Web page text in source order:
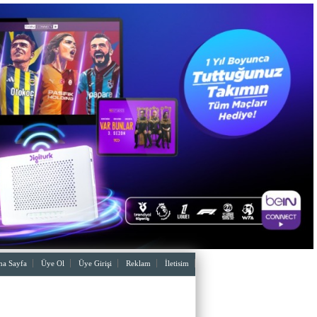
Sayfa Üye Ol Üye Girişi Reklam İletisim